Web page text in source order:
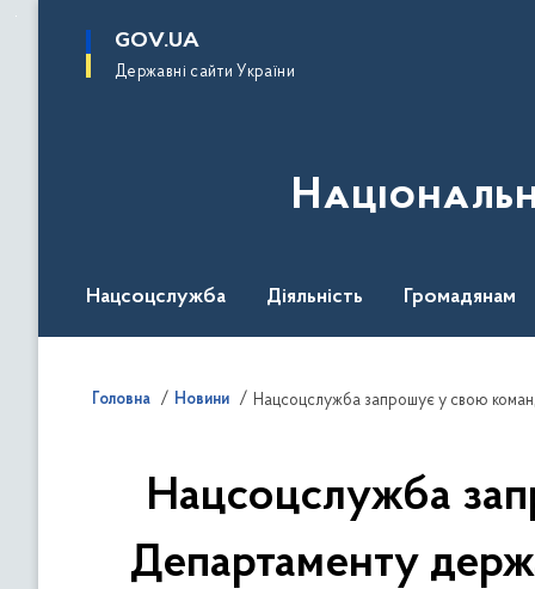
основного
GOV.UA
Державні сайти України
Нацсоцслужба Діяльність Громадянам
Головна Новини
Нацсоцслужба
Департаменту